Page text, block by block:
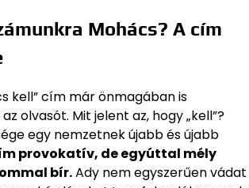
Mohács? A cím
kell” cím már önmagában is
olvasót. Mit jelent az, hogy „kell”?
egy nemzetnek újabb és újabb
provokatív, de egyúttal mély
bír.Ady nem egyszerűen vádat